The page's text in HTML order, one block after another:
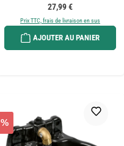
Prix régulier :
27,99 €
Prix TTC, frais de livraison en sus
AJOUTER AU PANIER
%